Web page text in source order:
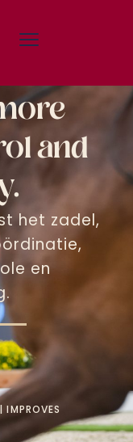
to
and
het zadel,
en
IMPROVES